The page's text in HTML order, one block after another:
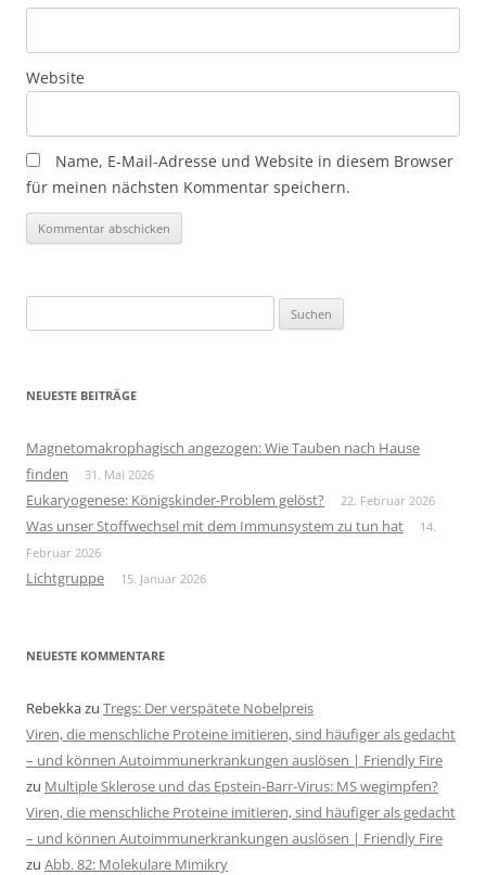
Website
Name, E-Mail-Adresse und Website in diesem Browser
für meinen nächsten Kommentar speichern.
nach:
NEUESTE BEITRÄGE
Magnetomakrophagisch angezogen: Wie Tauben nach Hause
finden
31. Mai 2026
Eukaryogenese: Königskinder-Problem gelöst? 22. Februar 2026
Was unser Stoffwechsel mit dem Immunsystem zu tun hat
14.
Februar 2026
Lichtgruppe 15. Januar 2026
NEUESTE KOMMENTARE
Rebekkazu Tregs: Der verspätete Nobelpreis
Viren, die menschliche Proteine imitieren, sind häufiger als gedacht
– und können Autoimmunerkrankungen auslösen | Friendly Fire
zu Multiple Sklerose und das Epstein-Barr-Virus: MS wegimpfen?
Viren, die menschliche Proteine imitieren, sind häufiger als gedacht
– und können Autoimmunerkrankungen auslösen | Friendly Fire
zu Abb. 82: Molekulare Mimikry